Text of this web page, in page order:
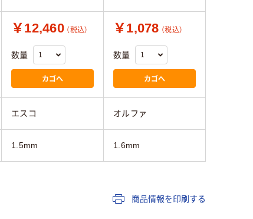
￥12,460 （税込）
数量
カゴへ
￥1,078 （税込）
数量
カゴへ
エスコ オルファ
1.5mm 1.6mm
商品情報を印刷する